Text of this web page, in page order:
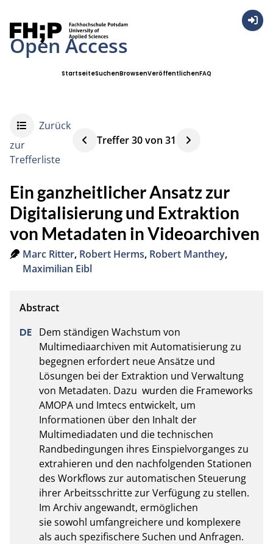
Open Access
StartseiteSuchenBrowsenVeröffentlichenFAQ
Treffer30von 31
Zurück
zur
Trefferliste
Ein ganzheitlicher Ansatz zur
Digitalisierung und Extraktion
von Metadaten in Videoarchiven
Marc Ritter, Robert Herms, Robert Manthey,
Maximilian Eibl
Dem ständigen Wachstum von
Multimediaarchiven mit Automatisierung zu
begegnen erfordert neue Ansätze und
Lösungen bei der Extraktion und Verwaltung
von Metadaten. Dazu  wurden die Frameworks
AMOPA und Imtecs entwickelt, um
Informationen über den Inhalt der
Multimediadaten und die technischen
Randbedingungen ihres Einspielvorganges zu
extrahieren und den nachfolgenden Stationen
des Workflows zur automatischen Steuerung
ihrer Arbeitsschritte zur Verfügung zu stellen.
Im Archiv angewandt, ermöglichen
sie sowohl umfangreichere und komplexere
als auch spezifischere Suchen und Anfragen.